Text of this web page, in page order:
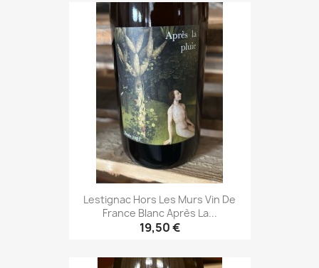
Lestignac Hors Les Murs Vin De
France Blanc Après La...
19,50 €